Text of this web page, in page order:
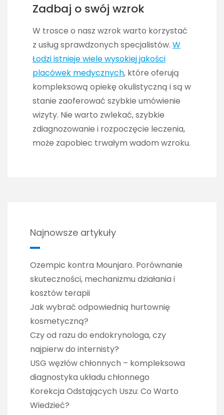
Zadbaj o swój wzrok
W trosce o nasz wzrok warto korzystać
z usług sprawdzonych specjalistów. W
Łodzi istnieje wiele wysokiej jakości
placówek medycznych, które oferują
kompleksową opiekę okulistyczną i są w
stanie zaoferować szybkie umówienie
wizyty. Nie warto zwlekać, szybkie
zdiagnozowanie i rozpoczęcie leczenia,
może zapobiec trwałym wadom wzroku.
Najnowsze artykuły
Ozempic kontra Mounjaro. Porównanie
skuteczności, mechanizmu działania i
kosztów terapii
Jak wybrać odpowiednią hurtownię
kosmetyczną?
Czy od razu do endokrynologa, czy
najpierw do internisty?
USG węzłów chłonnych – kompleksowa
diagnostyka układu chłonnego
Korekcja Odstających Uszu: Co Warto
Wiedzieć?